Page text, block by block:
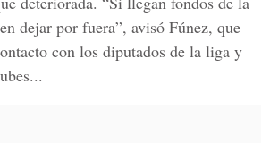
dejar por fuera”, avisó Fúnez, que
con los diputados de la liga y